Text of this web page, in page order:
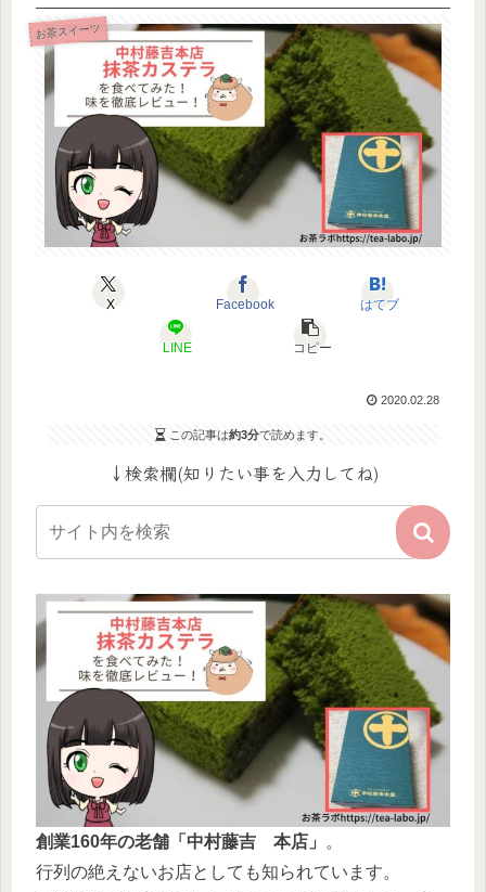
お茶スイーツ
X Facebook はてブ
LINE コピー
2020.02.28
この記事は約3分で読めます。
↓検索欄(知りたい事を入力してね)
創業160年の老舗「中村藤吉 本店」
。
行列の絶えないお店としても知られています。